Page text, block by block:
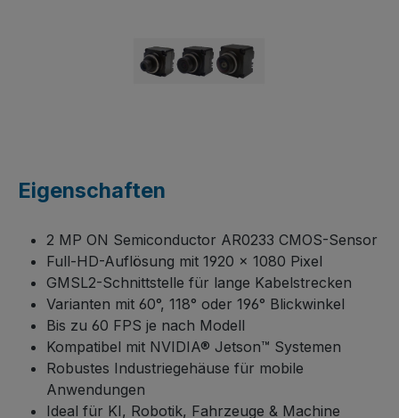
Eigenschaften
2 MP ON Semiconductor AR0233 CMOS-Sensor
Full-HD-Auflösung mit 1920 × 1080 Pixel
GMSL2-Schnittstelle für lange Kabelstrecken
Varianten mit 60°, 118° oder 196° Blickwinkel
Bis zu 60 FPS je nach Modell
Kompatibel mit NVIDIA® Jetson™ Systemen
Robustes Industriegehäuse für mobile
Anwendungen
Ideal für KI, Robotik, Fahrzeuge & Machine